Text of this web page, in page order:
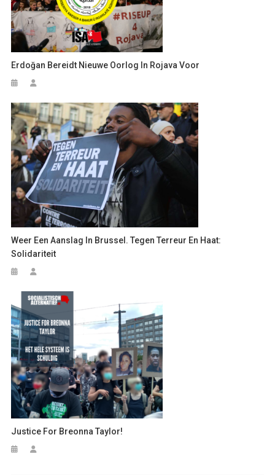
Erdoğan Bereidt Nieuwe Oorlog In Rojava Voor
Weer Een Aanslag In Brussel. Tegen Terreur En Haat:
Solidariteit
Justice For Breonna Taylor!